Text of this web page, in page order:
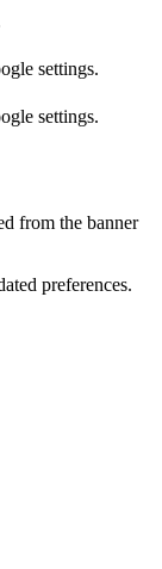
settings.
settings.
from the banner
preferences.